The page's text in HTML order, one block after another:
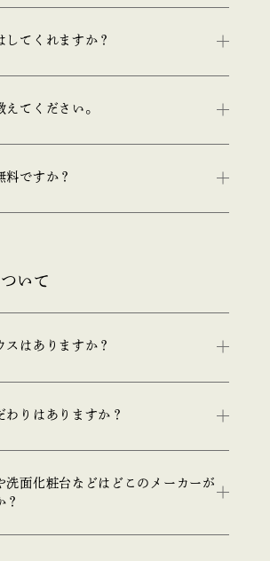
してくれますか？
えてください。
料ですか？
いて​
スはありますか？
わりはありますか？
洗面化粧台などはどこのメーカーが
？